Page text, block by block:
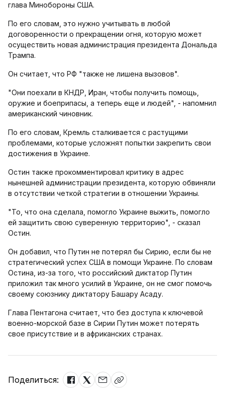
глава Минобороны США.
По его словам, это нужно учитывать в любой
договоренности о прекращении огня, которую может
осуществить новая администрация президента Дональда
Трампа.
Он считает, что РФ "также не лишена вызовов".
"Они поехали в КНДР, Иран, чтобы получить помощь,
оружие и боеприпасы, а теперь еще и людей", - напомнил
американский чиновник.
По его словам, Кремль сталкивается с растущими
проблемами, которые усложнят попытки закрепить свои
достижения в Украине.
Остин также прокомментировал критику в адрес
нынешней администрации президента, которую обвиняли
в отсутствии четкой стратегии в отношении Украины.
"То, что она сделала, помогло Украине выжить, помогло
ей защитить свою суверенную территорию", - сказал
Остин.
Он добавил, что Путин не потерял бы Сирию, если бы не
стратегический успех США в помощи Украине. По словам
Остина, из-за того, что российский диктатор Путин
приложил так много усилий в Украине, он не смог помочь
своему союзнику диктатору Башару Асаду.
Глава Пентагона считает, что без доступа к ключевой
военно-морской базе в Сирии Путин может потерять
свое присутствие и в африканских странах.
Поделиться: